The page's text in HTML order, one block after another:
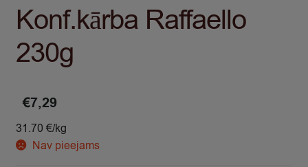
Konf.kārba Raffaello
230g
€7,29
31.70 €/kg
Nav pieejams